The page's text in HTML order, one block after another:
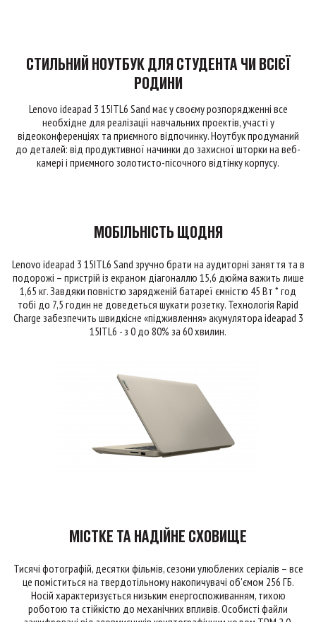
СТИЛЬНИЙ НОУТБУК ДЛЯ СТУДЕНТА ЧИ ВСІЄЇ
РОДИНИ
Lenovo ideapad 3 15ITL6 Sand має у своєму розпорядженні все
необхідне для реалізації навчальних проектів, участі у
відеоконференціях та приємного відпочинку. Ноутбук продуманий
до деталей: від продуктивної начинки до захисної шторки на веб-
камері і приємного золотисто-пісочного відтінку корпусу.
МОБІЛЬНІСТЬ ЩОДНЯ
Lenovo ideapad 3 15ITL6 Sand зручно брати на аудиторні заняття та в
подорожі – пристрій із екраном діагоналлю 15,6 дюйма важить лише
1,65 кг. Завдяки повністю зарядженій батареї ємністю 45 Вт * год
тобі до 7,5 годин не доведеться шукати розетку. Технологія Rapid
Charge забезпечить швидкісне «підживлення» акумулятора ideapad 3
15ITL6 - з 0 до 80% за 60 хвилин.
МІСТКЕ ТА НАДІЙНЕ СХОВИЩЕ
Тисячі фотографій, десятки фільмів, сезони улюблених серіалів – все
це поміститься на твердотільному накопичувачі об'ємом 256 ГБ.
Носій характеризується низьким енергоспоживанням, тихою
роботою та стійкістю до механічних впливів. Особисті файли